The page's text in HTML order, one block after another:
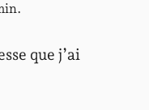
que j’ai